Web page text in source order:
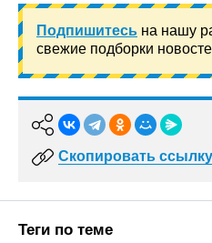
Подпишитесь на нашу
свежие подборки
Скопировать ссылку
Теги по теме